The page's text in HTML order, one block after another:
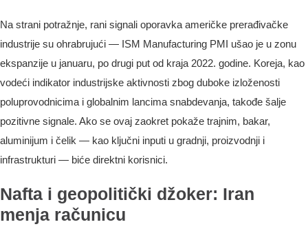
Na strani potražnje, rani signali oporavka američke prerađivačke
industrije su ohrabrujući — ISM Manufacturing PMI ušao je u zonu
ekspanzije u januaru, po drugi put od kraja 2022. godine. Koreja, kao
vodeći indikator industrijske aktivnosti zbog duboke izloženosti
poluprovodnicima i globalnim lancima snabdevanja, takođe šalje
pozitivne signale. Ako se ovaj zaokret pokaže trajnim, bakar,
aluminijum i čelik — kao ključni inputi u gradnji, proizvodnji i
infrastrukturi — biće direktni korisnici.
Nafta i geopolitički džoker: Iran
menja računicu